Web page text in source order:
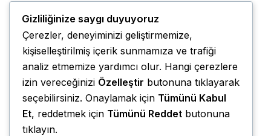
Gizliliğinize saygı duyuyoruz
Çerezler, deneyiminizi geliştirmemize,
kişiselleştirilmiş içerik sunmamıza ve trafiği
analiz etmemize yardımcı olur. Hangi çerezlere
izin vereceğinizi Özelleştir butonuna tıklayarak
seçebilirsiniz. Onaylamak için Tümünü Kabul
Et, reddetmek için Tümünü Reddet butonuna
tıklayın.